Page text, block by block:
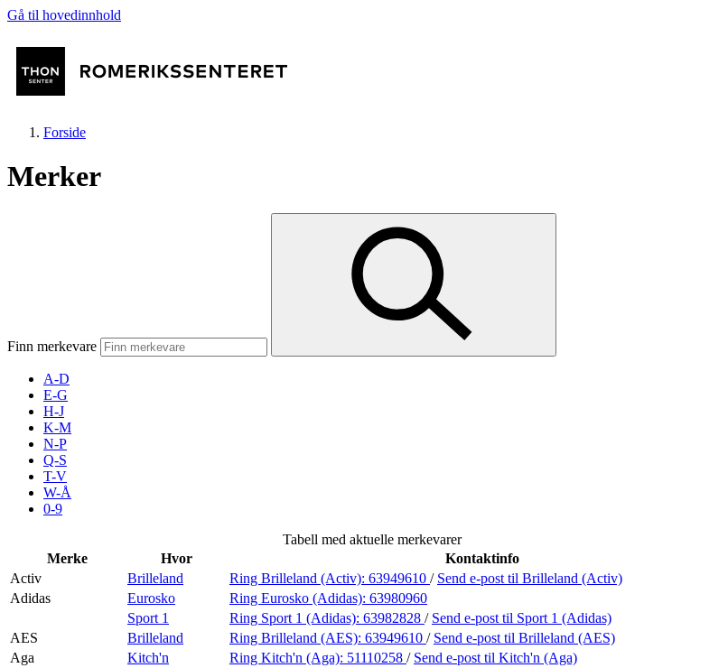
Gå til hovedinnhold
Mat og drikke
Inspirasjon
Søk
Forside
Merker
Finn merkevare
A-D
E-G
H-J
K-M
N-P
Q-S
T-V
W-Å
0-9
Tabell med aktuelle merkevarer
Merke
Hvor
Kontaktinfo
Activ
Brilleland Ring Brilleland (Activ): 63949610 / Send e-post til Brilleland (Activ)
Adidas
Eurosko Ring Eurosko (Adidas): 63980960
Sport 1
Ring Sport 1 (Adidas): 63982828 / Send e-post til Sport 1 (Adidas)
AES
Brilleland Ring Brilleland (AES): 63949610 / Send e-post til Brilleland (AES)
Aga
Kitch'n Ring Kitch'n (Aga): 51110258 / Send e-post til Kitch'n (Aga)